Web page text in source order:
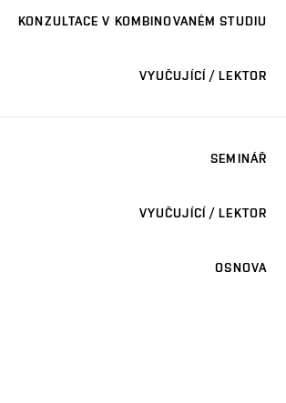
KONZULTACE V KOMBINOVANÉM STUDIU
VYUČUJÍCÍ / LEKTOR
SEMINÁŘ
VYUČUJÍCÍ / LEKTOR
OSNOVA